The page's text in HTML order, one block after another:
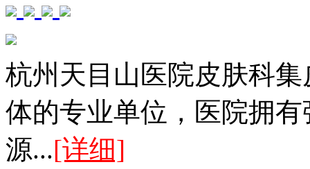
杭州天目山医院皮肤科
体的专业单位，医院拥
源...[详细]